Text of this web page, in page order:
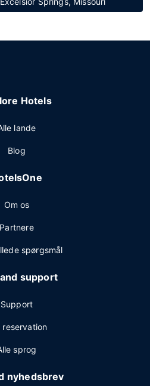
Hotels
lande
Blog
Om os
Partnere
spørgsmål
support
Support
reservation
sprog
nyhedsbrev